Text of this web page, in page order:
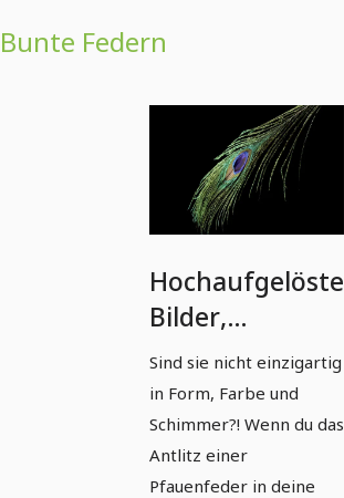
Bunte Federn
Hochaufgelöste
Bilder,
Texturen &
Overlays: bunte
Federn vor
schwarzem
Sind sie nicht einzigartig
in Form, Farbe und
Schimmer?! Wenn du das
Antlitz einer
Pfauenfeder in deine